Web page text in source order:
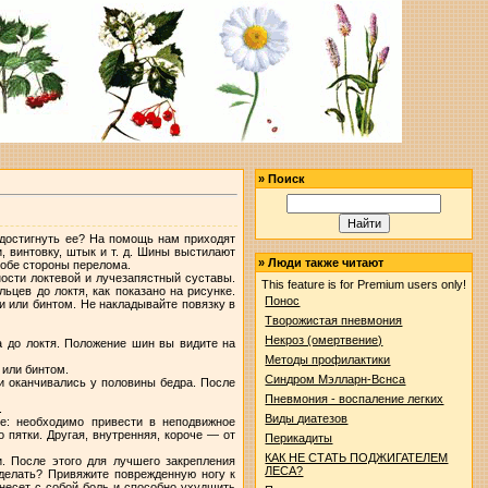
ее? На помощь нам приходят
винтовку, штык и т. д. Шины выстилают
стороны перелома.
локтевой и лучезапястный суставы.
до локтя, как показано на рисунке.
бинтом. Не накладывайте повязку в
до локтя. Положение шин вы видите на
бинтом.
оканчивались у половины бедра. После
необходимо привести в неподвижное
Другая, внутренняя, короче — от
этого для лучшего закрепления
Привяжите поврежденную ногу к
»Поиск
»Люди также читают
This feature is for Premium users only!
Понос
Творожистая пневмония
Некроз (омертвение)
Методы профилактики
Синдром Мэлларн-Вснса
Пневмония - воспаление легких
Виды диатезов
Перикадиты
КАК НЕ СТАТЬ ПОДЖИГАТЕЛЕМ
ЛЕСА?